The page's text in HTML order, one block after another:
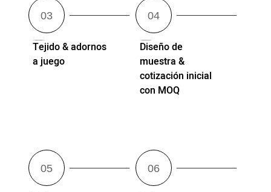
Tejido & adornos
a juego
Diseño de
muestra &
cotización inicial
con MOQ